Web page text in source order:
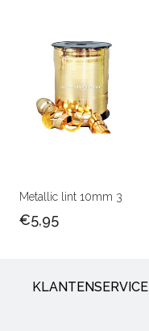
Metallic lint 10mm 3
€5,95
KLANTENSERVICE